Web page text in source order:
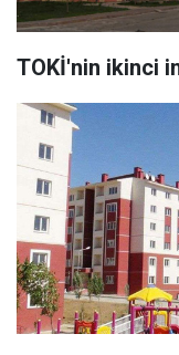
TOKİ'nin ikinci